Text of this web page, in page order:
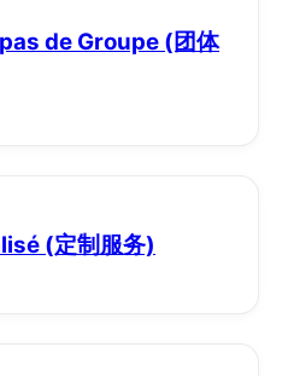
de Groupe (团体
(定制服务)